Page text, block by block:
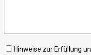
Hinweise zur Erfüllung